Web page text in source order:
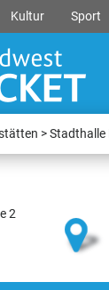
Kultur Sport
Stadthalle
2